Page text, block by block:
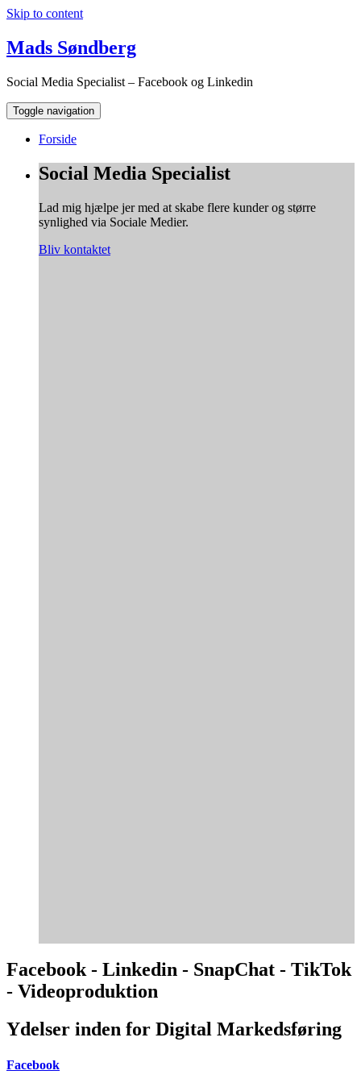
Skip to content
Mads Søndberg
Social Media Specialist – Facebook og Linkedin
Toggle navigation
Forside
Social Media Specialist
Lad mig hjælpe jer med at skabe flere kunder og større
synlighed via Sociale Medier.
Bliv kontaktet
Facebook - Linkedin - SnapChat - TikTok
- Videoproduktion
Ydelser inden for Digital Markedsføring
Facebook